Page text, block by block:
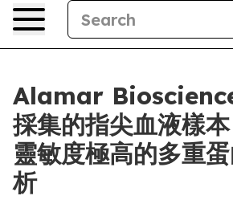
Alamar
採集的指尖血液樣
靈敏度極高的多重
析